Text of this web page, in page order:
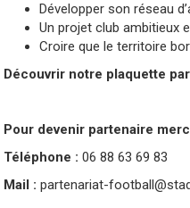
Développer son réseau
Un projet club ambitieux
Croire que le territoire
Découvrir notre plaquette
Pour devenir partenaire
Téléphone : 06 88 63 69 83
Mail : partenariat-